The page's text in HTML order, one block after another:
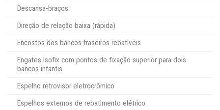
Descansa-braços
Direção de relação baixa (rápida)
Encostos dos bancos traseiros rebatíveis
Engates Isofix com pontos de fixação superior para dois
bancos infantis
Espelho retrovisor eletrocrômico
Espelhos externos de rebatimento elétrico